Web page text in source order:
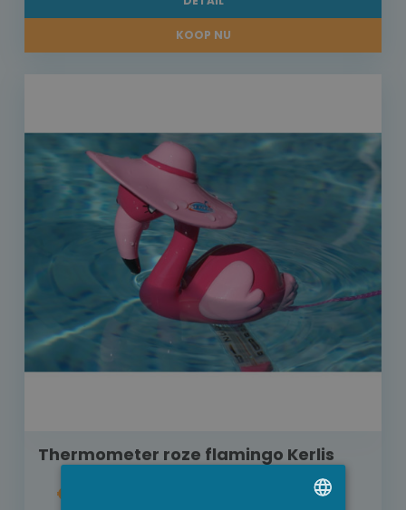
KOOP NU
Thermometer roze flamingo Kerlis
€ 20,00